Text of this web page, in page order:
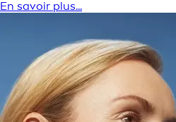
En savoir plus...